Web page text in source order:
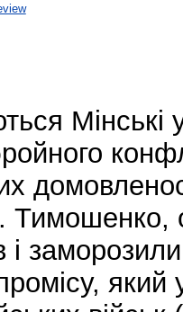
Тимошенко,
і
який